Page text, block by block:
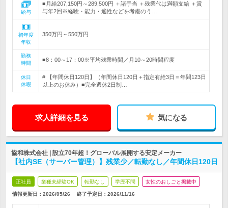
給与
■月給207,150円～289,500円 ＋諸手当 ＋残業代は満額支給 ＋賞
与年2回※経験・能力・適性などを考慮のう…
初年度
年収
350万円～550万円
勤務
時間
■8：00～17：00※平均残業時間／月10～20時間程度
休日
休暇
# 【年間休日120日】（年間休日120日＋指定有給3日＝年間123日
以上のお休み）■完全週休2日制…
求人詳細を見る 気になる
協和株式会社 | 設立70年超！グローバル展開する安定メーカー
【社内SE（サーバー管理）】残業少／転勤なし／年間休日120日
正社員 業種未経験OK 転勤なし 学歴不問 女性のおしごと掲載中
情報更新日：2026/05/26 終了予定日： 2026/11/16